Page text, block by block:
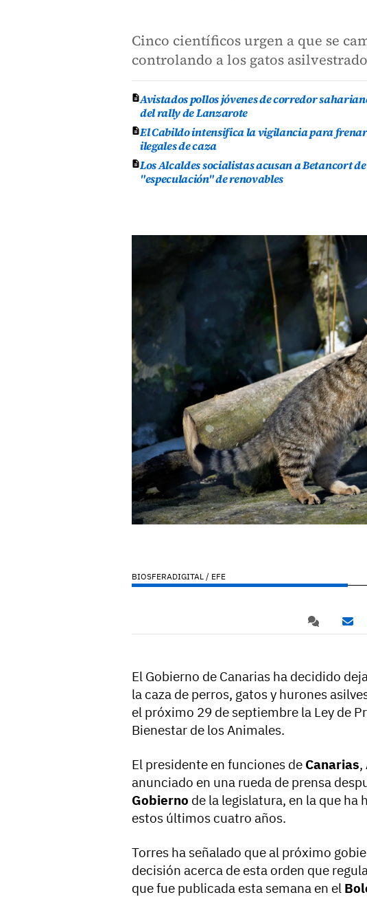
Cinco científicos urgen a que se
controlando a los gatos
Avistados pollos jóvenes de corredor
del rally de Lanzarote
El Cabildo intensifica la vigilancia para frenar
ilegales de caza
Los Alcaldes socialistas acusan a Betancort
"especulación" de renovables
BIOSFERADIGITAL / EFE
El Gobierno de Canarias ha decidido
la caza de perros, gatos y hurones
el próximo 29 de septiembre la Ley de
Bienestar de los Animales.
El presidente en funciones de Canarias,
anunciado en una rueda de prensa
Gobierno de la legislatura, en la que ha
estos últimos cuatro años.
Torres ha señalado que al próximo
decisión acerca de esta orden que
que fue publicada esta semana en el